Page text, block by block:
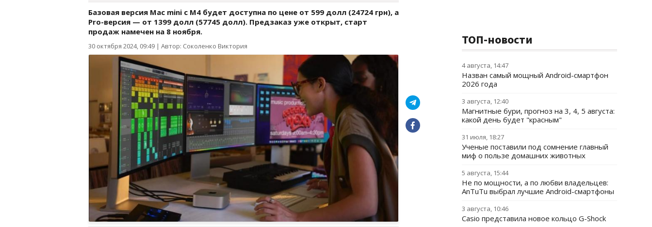
Базовая версия Mac mini с M4 будет доступна по цене от 599 долл (24724 грн), а
Pro-версия — от 1399 долл (57745 долл). Предзаказ уже открыт, старт
продаж намечен на 8 ноября.
30 октября 2024, 09:49 | Автор: Соколенко Виктория ТОП-новости
4 августа, 14:47
Назван самый мощный Android-смартфон
2026 года
3 августа, 12:40
Магнитные бури, прогноз на 3, 4, 5 августа:
какой день будет "красным"
31 июля, 18:27
Ученые поставили под сомнение главный
миф о пользе домашних животных
5 августа, 15:44
Не по мощности, а по любви владельцев:
AnTuTu выбрал лучшие Android-смартфоны
3 августа, 10:46
Casio представила новое кольцо G-Shock